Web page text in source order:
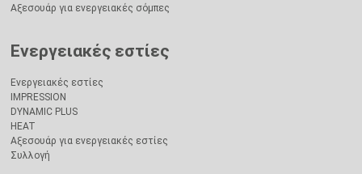
Αξεσουάρ για ενεργειακές σόμπες
Ενεργειακές εστίες
Ενεργειακές εστίες
IMPRESSION
DYNAMIC PLUS
HEAT
Αξεσουάρ για ενεργειακές εστίες
Συλλογή